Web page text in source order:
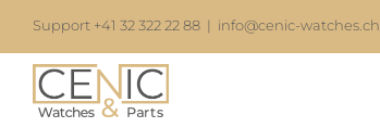
springen
Support +41 32 322 22 88 info@cenic-watches.ch